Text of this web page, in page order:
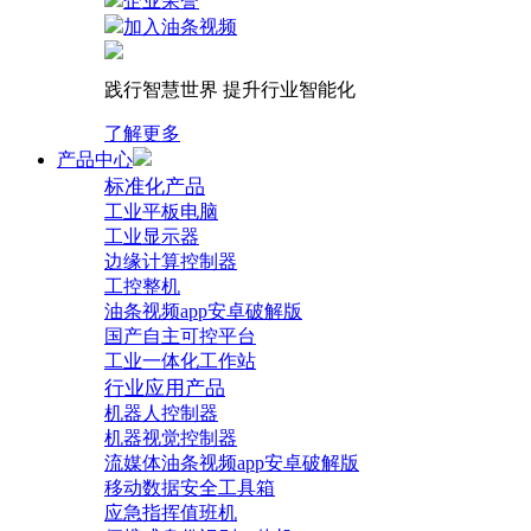
加入油条视频
践行智慧世界 提升行业智能化
了解更多
产品中心
标准化产品
工业平板电脑
工业显示器
边缘计算控制器
工控整机
油条视频app安卓破解版
国产自主可控平台
工业一体化工作站
行业应用产品
机器人控制器
机器视觉控制器
流媒体油条视频app安卓破解版
移动数据安全工具箱
应急指挥值班机